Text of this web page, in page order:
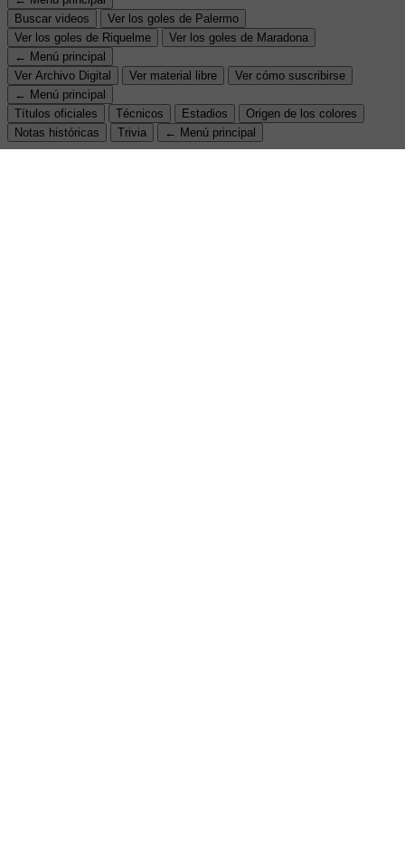
Buscar videos
Ver los goles de Palermo
Ver los goles de Riquelme
Ver los goles de Maradona
← Menú principal
Ver Archivo Digital
Ver material libre
Ver cómo suscribirse
← Menú principal
Títulos oficiales
Técnicos Estadios
Origen de los colores
Notas históricas
Trivia ← Menú principal